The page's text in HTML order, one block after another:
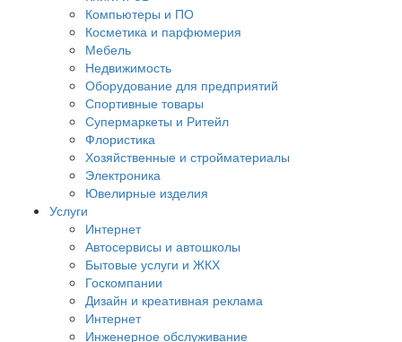
Компьютеры и ПО
Косметика и парфюмерия
Мебель
Недвижимость
Оборудование для предприятий
Спортивные товары
Супермаркеты и Ритейл
Флористика
Хозяйственные и стройматериалы
Электроника
Ювелирные изделия
Услуги
Интернет
Автосервисы и автошколы
Бытовые услуги и ЖКХ
Госкомпании
Дизайн и креативная реклама
Интернет
Инженерное обслуживание